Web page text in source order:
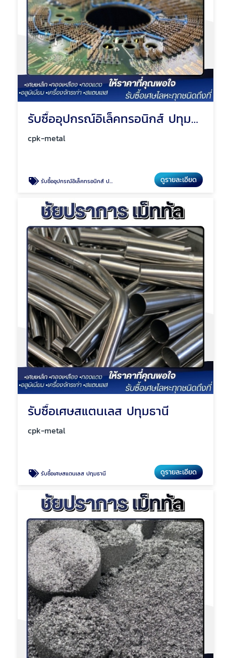
รับซื้ออุปกรณ์อิเล็คทรอนิกส์ ปทุมธานี
cpk-metal
รับซื้ออุปกรณ์อิเล็คทรอนิกส์ ปทุมธานี ดูรายละเอียด
รับซื้อเศษสแตนเลส ปทุมธานี
cpk-metal
รับซื้อเศษสแตนเลส ปทุมธานี ดูรายละเอียด